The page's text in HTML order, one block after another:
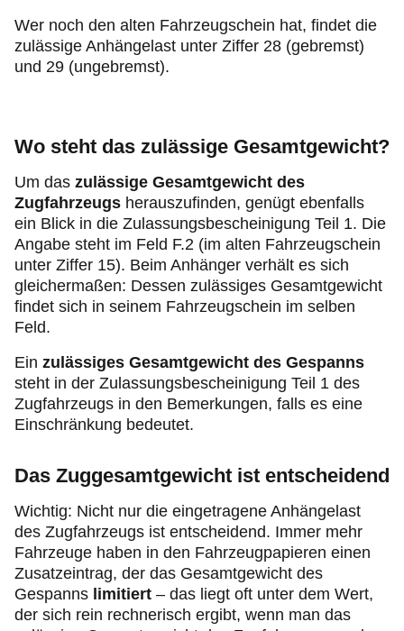
Wer noch den alten Fahrzeugschein hat, findet die
zulässige Anhängelast unter Ziffer 28 (gebremst)
und 29 (ungebremst).
Wo steht das zulässige Gesamtgewicht?
Um das zulässige Gesamtgewicht des
Zugfahrzeugs herauszufinden, genügt ebenfalls
ein Blick in die Zulassungsbescheinigung Teil 1. Die
Angabe steht im Feld F.2 (im alten Fahrzeugschein
unter Ziffer 15). Beim Anhänger verhält es sich
gleichermaßen: Dessen zulässiges Gesamtgewicht
findet sich in seinem Fahrzeugschein im selben
Feld.
Ein zulässiges Gesamtgewicht des Gespanns
steht in der Zulassungsbescheinigung Teil 1 des
Zugfahrzeugs in den Bemerkungen, falls es eine
Einschränkung bedeutet.
Das Zuggesamtgewicht ist entscheidend
Wichtig: Nicht nur die eingetragene Anhängelast
des Zugfahrzeugs ist entscheidend. Immer mehr
Fahrzeuge haben in den Fahrzeugpapieren einen
Zusatzeintrag, der das Gesamtgewicht des
Gespanns limitiert – das liegt oft unter dem Wert,
der sich rein rechnerisch ergibt, wenn man das